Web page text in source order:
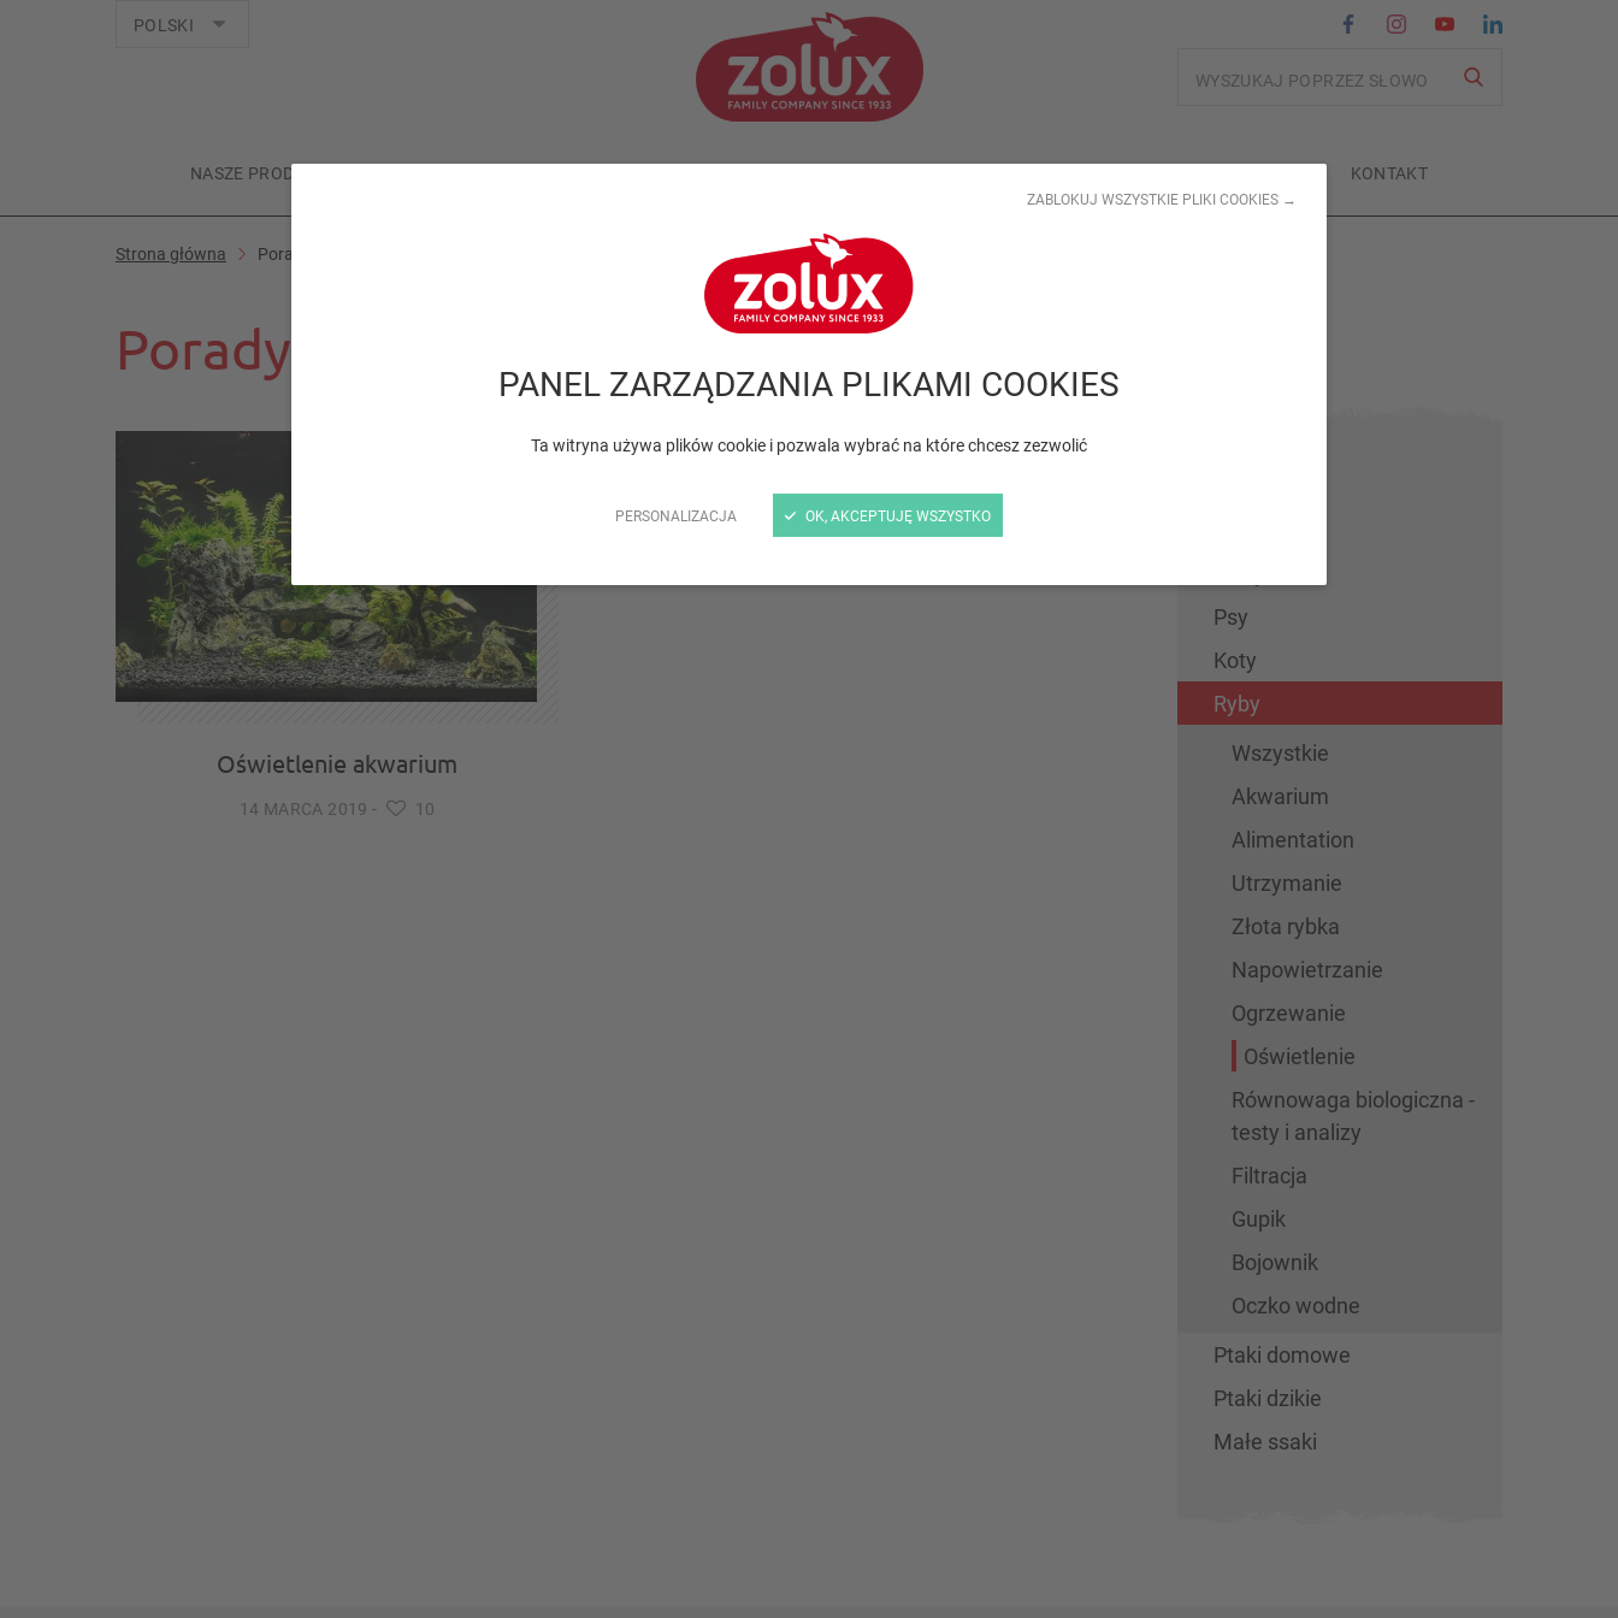
PANEL ZARZĄDZANIA PLIKAMI COOKIES
Ta witryna używa plików cookie i pozwala wybrać na które chcesz zezwolić
PERSONALIZACJA
ZABLOKUJ WSZYSTKIE PLIKI COOKIES →
OK, AKCEPTUJĘ WSZYSTKO
NASZE PRODUKTY KONTAKT
Języki
POLSKI
Strona główna Porady specjalistów
Porady specjalistów
Oświetlenie akwarium
14 MARCA 2019 - 10
Psy
Koty
Ryby
Wszystkie
Akwarium
Alimentation
Utrzymanie
Złota rybka
Napowietrzanie
Ogrzewanie
Oświetlenie
Równowaga biologiczna -
testy i analizy
Filtracja
Gupik
Bojownik
Oczko wodne
Ptaki domowe
Ptaki dzikie
Małe ssaki